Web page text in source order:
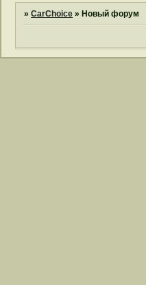
»CarChoice » Новый форум